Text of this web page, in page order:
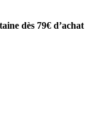
dès 79€ d’achat